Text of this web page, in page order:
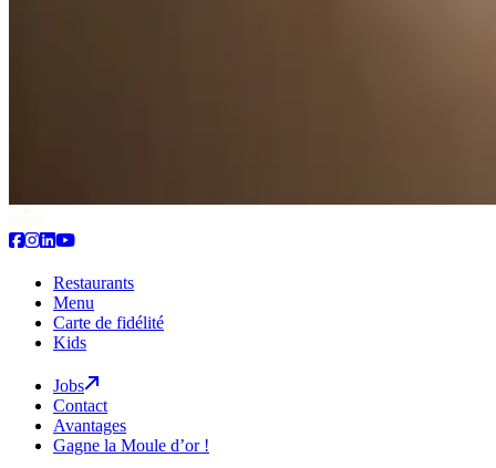
Restaurants
Menu
Carte de fidélité
Kids
Jobs
Contact
Avantages
Gagne la Moule d’or !